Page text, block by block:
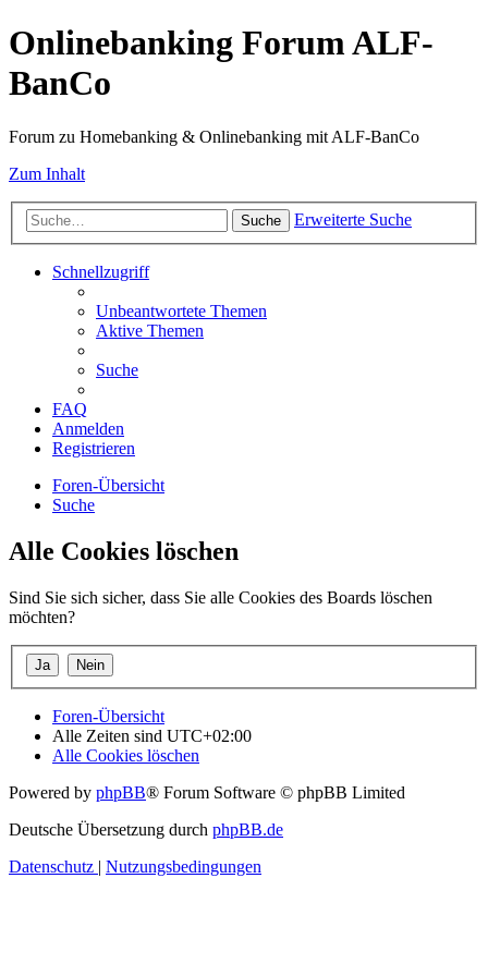
Onlinebanking Forum ALF-
BanCo
Forum zu Homebanking & Onlinebanking mit ALF-BanCo
Zum Inhalt
Suche Erweiterte Suche
Schnellzugriff
Unbeantwortete Themen
Aktive Themen
Suche
FAQ
Anmelden
Registrieren
Foren-Übersicht
Suche
Alle Cookies löschen
Sind Sie sich sicher, dass Sie alle Cookies des Boards löschen
möchten?
Foren-Übersicht
Alle Zeiten sind UTC+02:00
Alle Cookies löschen
Powered by phpBB® Forum Software © phpBB Limited
Deutsche Übersetzung durch phpBB.de
Datenschutz | Nutzungsbedingungen